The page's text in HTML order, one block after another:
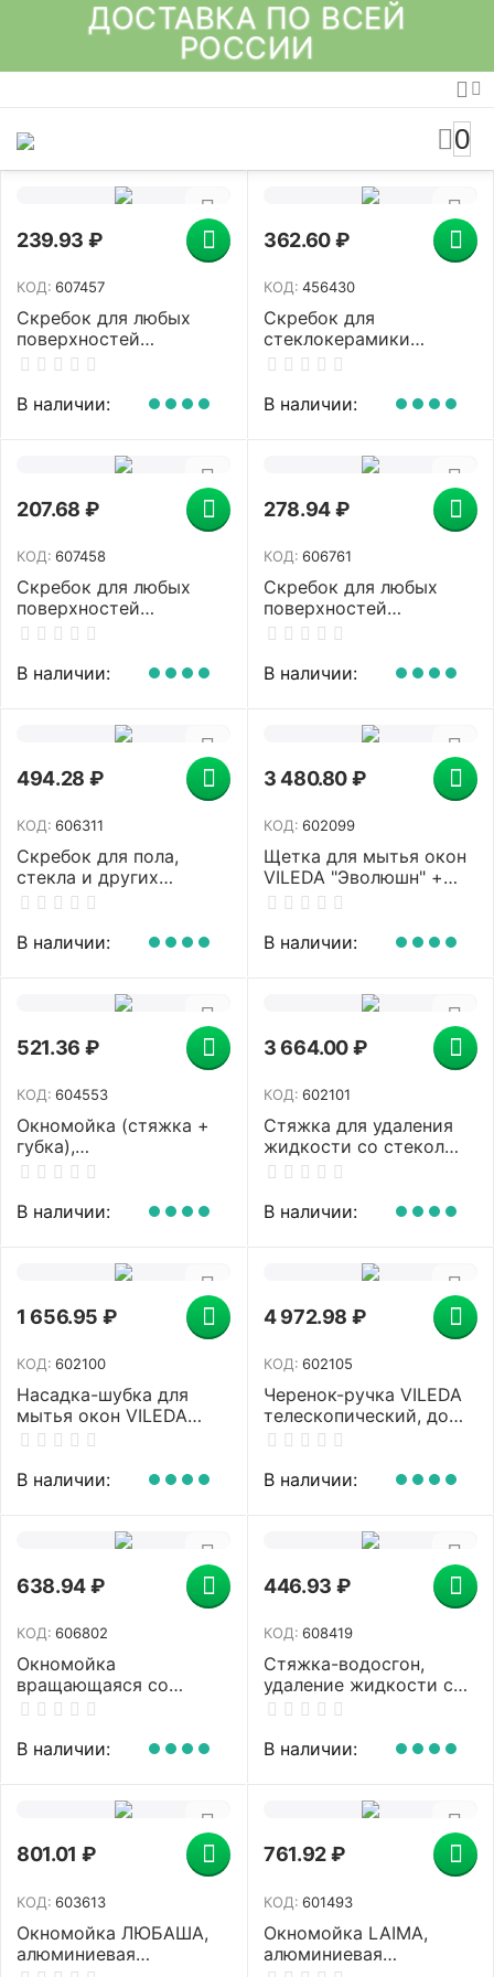
ДОСТАВКА ПО ВСЕЙ
РОССИИ
0
239.93 ₽
КОД: 607457
Скребок для любых
поверхностей
(керамика, стекло,
SMART CLEAN, 5
В наличии:
362.60₽
КОД: 456430
Скребок для
стеклокерамики
TOPPERR SC1,
В наличии:
207.68 ₽
КОД: 607458
Скребок для любых
поверхностей
(стеклокерамика,
BRAUBERG BASE,
В наличии:
278.94₽
КОД: 606761
Скребок для любых
поверхностей
(стеклокерамика,
BRAUBERG "CLEAN", 5
В наличии:
494.28 ₽
КОД: 606311
Скребок для пола,
стекла и других
гладких поверхностей,
LAIMA PROFESSIONAL,
В наличии:
3 480.80₽
КОД: 602099
Щетка для мытья окон
VILEDA "Эволюшн" +
шубка из микрофибры,
черенка), 100812
В наличии:
521.36 ₽
КОД: 604553
Окномойка (стяжка +
губка),
ТЕЛЕСКОПИЧЕСКАЯ
рабочая часть 24,5 см,
В наличии:
3 664.00₽
КОД: 602101
Стяжка для удаления
жидкости со стекол
VILEDA "Эволюшн", в
(черенок-ручка
В наличии:
1 656.95 ₽
КОД: 602100
Насадка-шубка для
мытья окон VILEDA
"Эволюшн",
35 см (к щетке
В наличии:
4 972.98 ₽
КОД: 602105
Черенок-ручка VILEDA
телескопический, до
2,5 м (2х1,25 м),
(применим к 602099,
В наличии:
638.94₽
КОД: 606802
Окномойка
вращающаяся со
сгоном,
88-138 см, ширина 24
В наличии:
446.93 ₽
КОД: 608419
Стяжка-водосгон,
удаление жидкости с
пола, ширина 55 см,
пластик, YORK, 84500
В наличии:
801.01 ₽
КОД: 603613
Окномойка ЛЮБАША,
алюминиевая
761.92₽
КОД: 601493
Окномойка LAIMA,
алюминиевая